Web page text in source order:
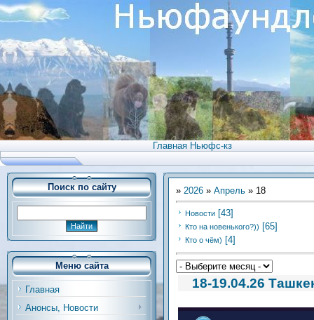
Главная Ньюфс-кз
Поиск по сайту
Меню сайта
Главная
Анонсы, Новости
» 2026 » Апрель » 18
Новости [43]
Кто на новенького?)) [65]
Кто о чём) [4]
18-19.04.26